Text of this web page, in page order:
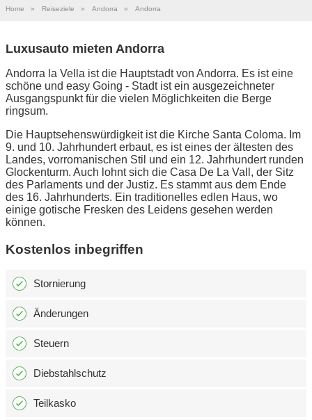
Home » Reiseziele » Andorra » Andorra
Luxusauto mieten Andorra
Andorra la Vella ist die Hauptstadt von Andorra. Es ist eine
schöne und easy Going - Stadt ist ein ausgezeichneter
Ausgangspunkt für die vielen Möglichkeiten die Berge
ringsum.
Die Hauptsehenswürdigkeit ist die Kirche Santa Coloma. Im
9. und 10. Jahrhundert erbaut, es ist eines der ältesten des
Landes, vorromanischen Stil und ein 12. Jahrhundert runden
Glockenturm. Auch lohnt sich die Casa De La Vall, der Sitz
des Parlaments und der Justiz. Es stammt aus dem Ende
des 16. Jahrhunderts. Ein traditionelles edlen Haus, wo
einige gotische Fresken des Leidens gesehen werden
können.
Kostenlos inbegriffen
Stornierung
Änderungen
Steuern
Diebstahlschutz
Teilkasko